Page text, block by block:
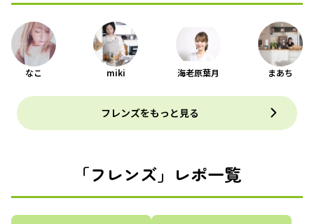
なこ miki 海老原葉月 まあち
フレンズをもっと見る
「フレンズ」レポ一覧